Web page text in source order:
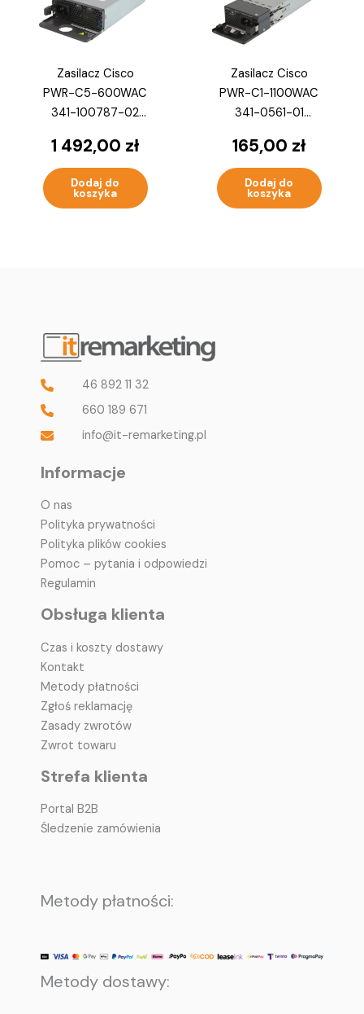
Zasilacz Cisco
PWR-C5-600WAC
341-100787-02
9200 / 9200L
1 492,00 zł
Dodaj do
koszyka
Zasilacz Cisco
PWR-C1-1100WAC
341-0561-01
3850 / 9300
165,00 zł
Dodaj do
koszyka
46 892 11 32
660 189 671
info@it-remarketing.pl
Informacje
O nas
Polityka prywatności
Polityka plików cookies
Pomoc – pytania i odpowiedzi
Regulamin
Obsługa klienta
Czas i koszty dostawy
Kontakt
Metody płatności
Zgłoś reklamację
Zasady zwrotów
Zwrot towaru
Strefa klienta
Portal B2B
Śledzenie zamówienia
Metody płatności:
Metody dostawy: